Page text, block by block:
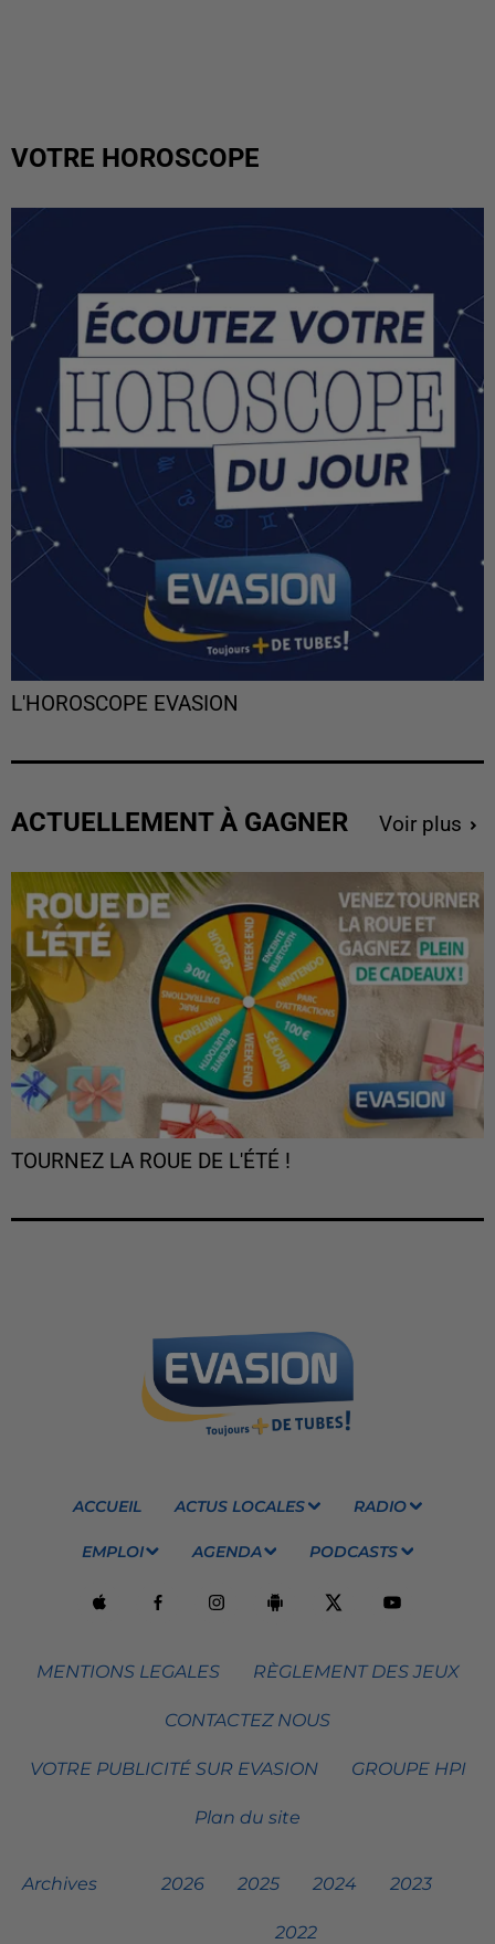
VOTRE HOROSCOPE
L'HOROSCOPE EVASION
ACTUELLEMENT À GAGNER Voir plus
TOURNEZ LA ROUE DE L'ÉTÉ !
ACCUEIL ACTUS LOCALES RADIO
EMPLOI AGENDA PODCASTS
MENTIONS LEGALES RÈGLEMENT DES JEUX
CONTACTEZ NOUS
VOTRE PUBLICITÉ SUR EVASION GROUPE HPI
Plan du site
Archives 2026 2025 2024 2023
2022